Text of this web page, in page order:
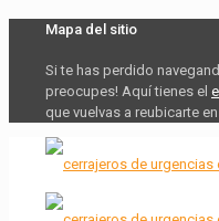
Mapa del sitio
Si te has perdido
preocupes! Aquí tienes el
que vuelvas a reubicarte